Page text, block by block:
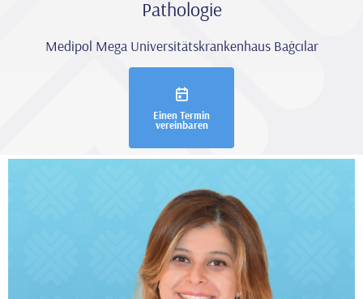
Pathologie
Medipol Mega Universitätskrankenhaus Bağcılar
Einen Termin
vereinbaren